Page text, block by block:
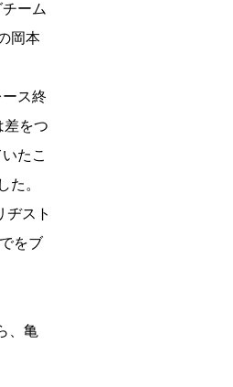
ーム
岡本
ス終
差をつ
たこ
た。
ヂスト
をブ
、亀